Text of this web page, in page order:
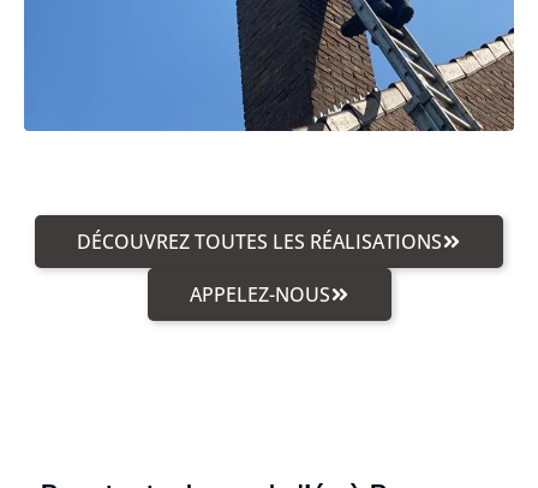
DÉCOUVREZ TOUTES LES RÉALISATIONS
APPELEZ-NOUS